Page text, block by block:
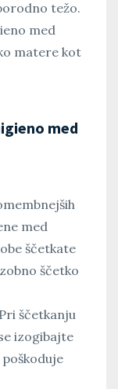
težo.
med
matere kot
med
med
ščetkate
ščetko
ščetkanju
izogibajte